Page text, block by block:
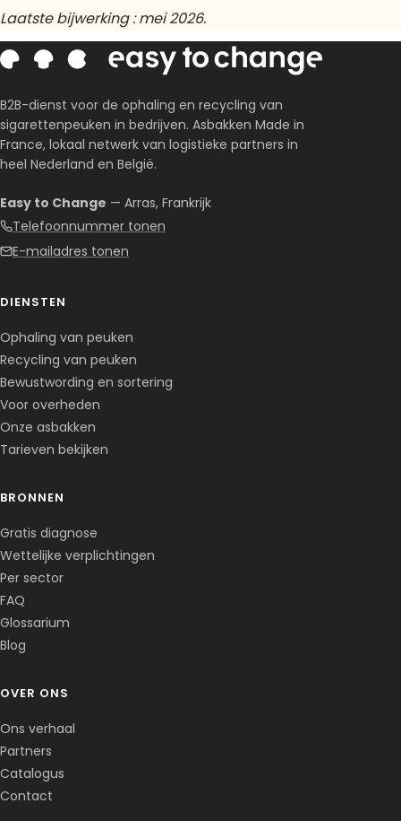
Laatste bijwerking : mei 2026.
B2B-dienst voor de ophaling en recycling van
sigarettenpeuken in bedrijven. Asbakken Made in
France, lokaal netwerk van logistieke partners in
heel Nederland en België.
Easy to Change — Arras, Frankrijk
Telefoonnummer tonen
E-mailadres tonen
DIENSTEN
Ophaling van peuken
Recycling van peuken
Bewustwording en sortering
Voor overheden
Onze asbakken
Tarieven bekijken
BRONNEN
Gratis diagnose
Wettelijke verplichtingen
Per sector
FAQ
Glossarium
Blog
OVER ONS
Ons verhaal
Partners
Catalogus
Contact
Clone du co-fondateur · En ligne